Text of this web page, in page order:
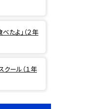
たよ」（２年
クール（１年